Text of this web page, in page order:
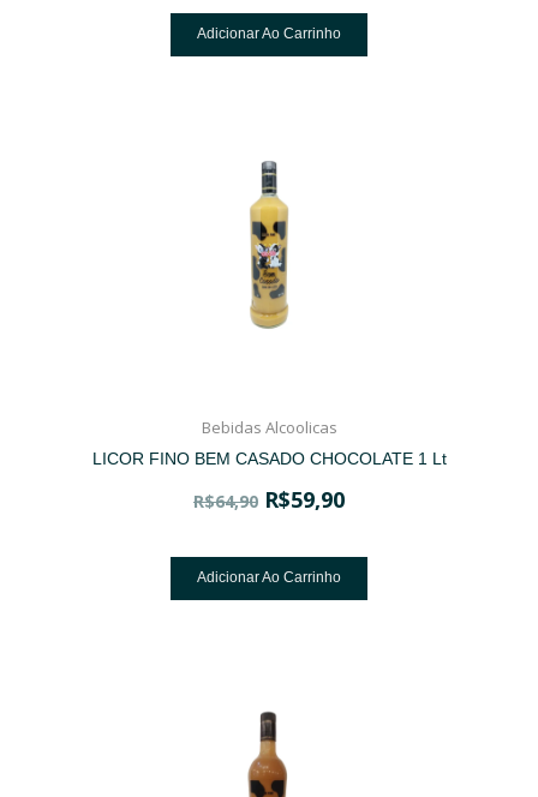
Adicionar Ao Carrinho
Bebidas Alcoolicas
LICOR FINO BEM CASADO CHOCOLATE 1 Lt
R$64,90 R$59,90
Adicionar Ao Carrinho